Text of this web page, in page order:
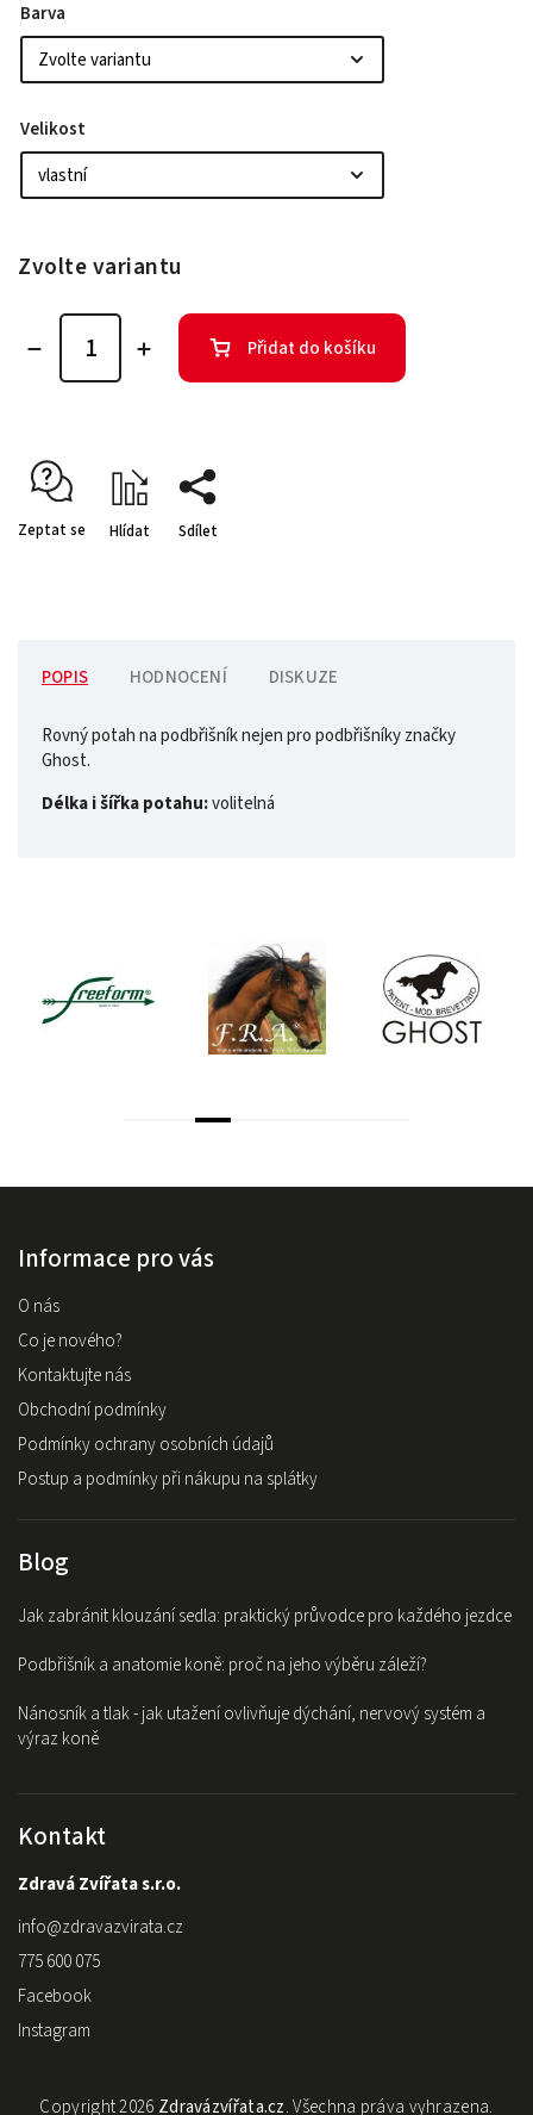
Barva
Velikost
Zvolte variantu
Přidat do košíku
Zeptat se Hlídat Sdílet
POPIS HODNOCENÍ DISKUZE
Rovný potah na podbřišník nejen pro podbřišníky značky
Ghost.
Délka i šířka potahu:volitelná
Informace pro vás
O nás
Co je nového?
Kontaktujte nás
Obchodní podmínky
Podmínky ochrany osobních údajů
Postup a podmínky při nákupu na splátky
Blog
Jak zabránit klouzání sedla: praktický průvodce pro každého jezdce
Podbřišník a anatomie koně: proč na jeho výběru záleží?
Nánosník a tlak - jak utažení ovlivňuje dýchání, nervový systém a
výraz koně
Kontakt
Zdravá Zvířata s.r.o.
info@zdravazvirata.cz
775 600 075
Facebook
Instagram
Copyright 2026 Zdravázvířata.cz. Všechna práva vyhrazena.